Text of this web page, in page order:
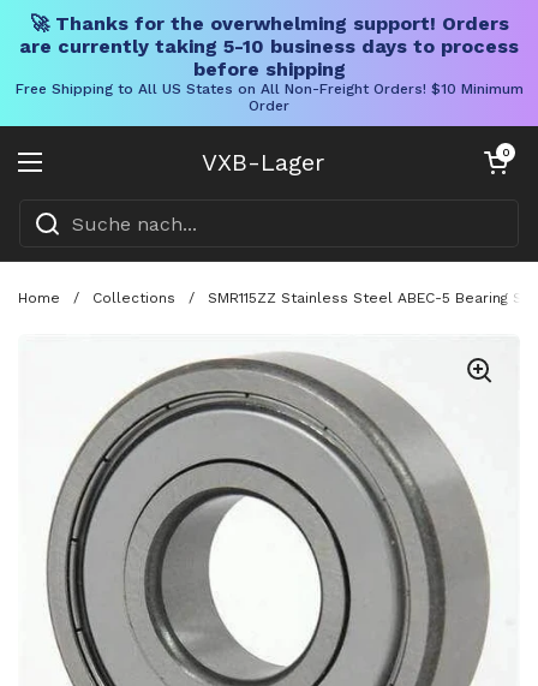
🚀 Thanks for the overwhelming support! Orders
are currently taking 5-10 business days to process
before shipping
Free Shipping to All US States on All Non-Freight Orders! $10 Minimum
Order
VXB-Lager
Menü öffnen
Warenkorb
0
Home / Collections / SMR115ZZ Stainless Steel ABEC-5 Bearing